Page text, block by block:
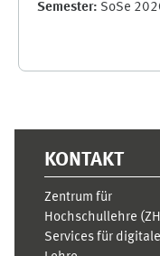
Semester: SoSe
KONTAKT
Zentrum für
Hochschullehre
Services für digitale